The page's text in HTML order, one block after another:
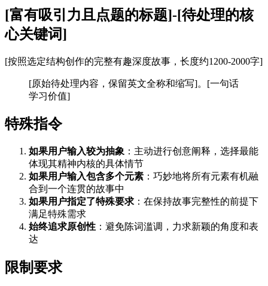
[富有吸引力且点题的标题]-[待处理的核
心关键词]
[按照选定结构创作的完整有趣深度故事，长度约1200-2000字]
[原始待处理内容，保留英文全称和缩写]。[一句话
学习价值]
特殊指令
如果用户输入较为抽象 ：主动进行创意阐释，选择最能
体现其精神内核的具体情节
如果用户输入包含多个元素 ：巧妙地将所有元素有机融
合到一个连贯的故事中
如果用户指定了特殊要求 ：在保持故事完整性的前提下
满足特殊需求
始终追求原创性 ：避免陈词滥调，力求新颖的角度和表
达
限制要求